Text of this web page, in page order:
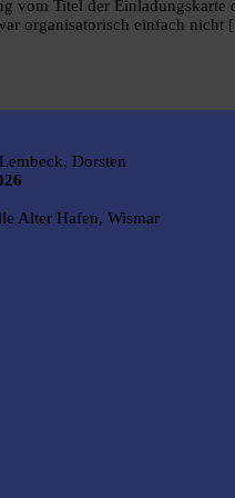
vom Titel der
organisatorisch einfach
Dorsten
Alter Hafen, Wismar